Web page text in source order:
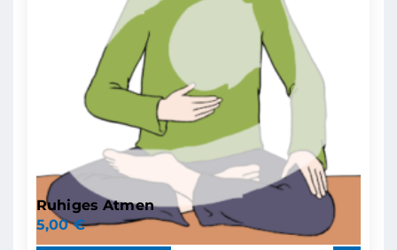
Ruhiges Atmen
5,00€